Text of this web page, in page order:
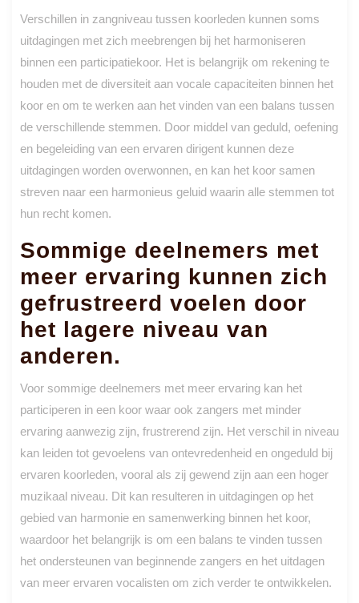
Verschillen in zangniveau tussen koorleden kunnen soms
uitdagingen met zich meebrengen bij het harmoniseren
binnen een participatiekoor. Het is belangrijk om rekening te
houden met de diversiteit aan vocale capaciteiten binnen het
koor en om te werken aan het vinden van een balans tussen
de verschillende stemmen. Door middel van geduld, oefening
en begeleiding van een ervaren dirigent kunnen deze
uitdagingen worden overwonnen, en kan het koor samen
streven naar een harmonieus geluid waarin alle stemmen tot
hun recht komen.
Sommige deelnemers met
meer ervaring kunnen zich
gefrustreerd voelen door
het lagere niveau van
anderen.
Voor sommige deelnemers met meer ervaring kan het
participeren in een koor waar ook zangers met minder
ervaring aanwezig zijn, frustrerend zijn. Het verschil in niveau
kan leiden tot gevoelens van ontevredenheid en ongeduld bij
ervaren koorleden, vooral als zij gewend zijn aan een hoger
muzikaal niveau. Dit kan resulteren in uitdagingen op het
gebied van harmonie en samenwerking binnen het koor,
waardoor het belangrijk is om een balans te vinden tussen
het ondersteunen van beginnende zangers en het uitdagen
van meer ervaren vocalisten om zich verder te ontwikkelen.